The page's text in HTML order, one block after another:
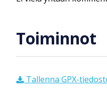
Toiminnot
Tallenna GPX-